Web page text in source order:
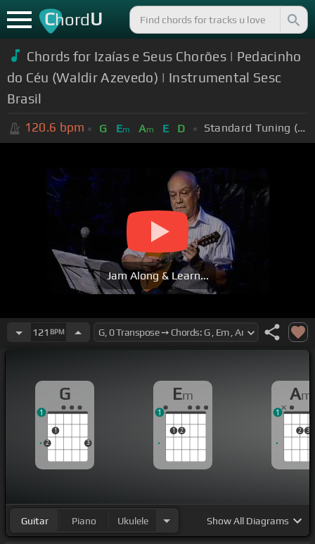
ChordU
Chords for Izaías e Seus Chorões | Pedacinho
do Céu (Waldir Azevedo) | Instrumental Sesc
Brasil
120.6 bpm G Em Am E D Standard Tuning (EADGBE)
Jam Along & Learn...
121 BPM
G
2
1
3
1
Em
1 2
1
Am
2 3
1
Guitar Piano Ukulele ShowAll Diagrams